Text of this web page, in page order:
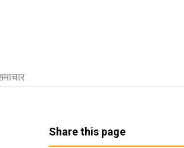
Share this page